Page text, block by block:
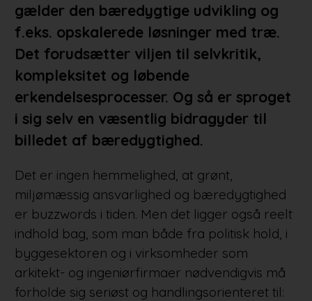
gælder den bæredygtige udvikling og
f.eks. opskalerede løsninger med træ.
Det forudsætter viljen til selvkritik,
kompleksitet og løbende
erkendelsesprocesser. Og så er sproget
i sig selv en væsentlig bidragyder til
billedet af bæredygtighed.
Det er ingen hemmelighed, at grønt,
miljømæssig ansvarlighed og bæredygtighed
er buzzwords i tiden. Men det ligger også reelt
indhold bag, som man både fra politisk hold, i
byggesektoren og i virksomheder som
arkitekt- og ingeniørfirmaer nødvendigvis må
forholde sig seriøst og handlingsorienteret til: